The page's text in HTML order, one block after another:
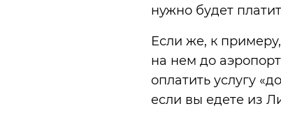
нужно будет
Если же, к
на нем до
оплатить услугу
если вы едете из